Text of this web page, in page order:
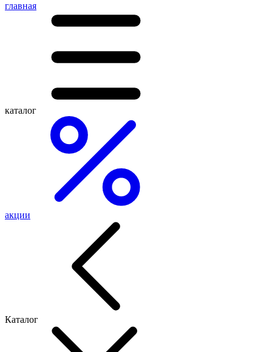
главная
каталог
акции
Каталог